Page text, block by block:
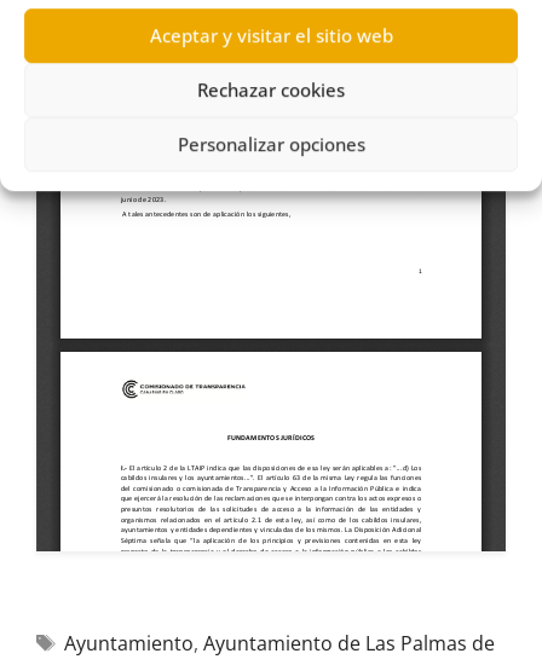
Aceptar y visitar el sitio web
Rechazar cookies
Personalizar opciones
Ayuntamiento, Ayuntamiento de Las Palmas de